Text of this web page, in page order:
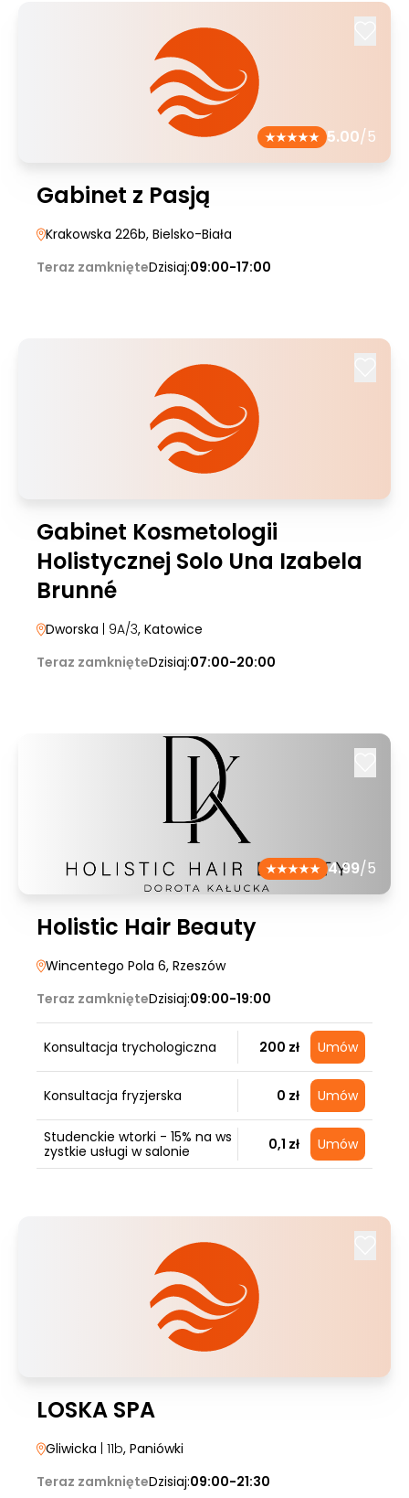
5.00/5
Gabinet z Pasją
Krakowska 226b, Bielsko-Biała
Teraz zamknięteDzisiaj:09:00-17:00
Gabinet Kosmetologii
Holistycznej Solo Una Izabela
Brunné
Dworska | 9A/3, Katowice
Teraz zamknięteDzisiaj:07:00-20:00
4.99/5
Holistic Hair Beauty
Wincentego Pola 6, Rzeszów
Teraz zamknięteDzisiaj:09:00-19:00
Konsultacja trychologiczna 200 zł Umów
Konsultacja fryzjerska 0 zł Umów
Studenckie wtorki - 15% na ws
zystkie usługi w salonie
0,1 zł Umów
LOSKA SPA
Gliwicka | 11b, Paniówki
Teraz zamknięteDzisiaj:09:00-21:30